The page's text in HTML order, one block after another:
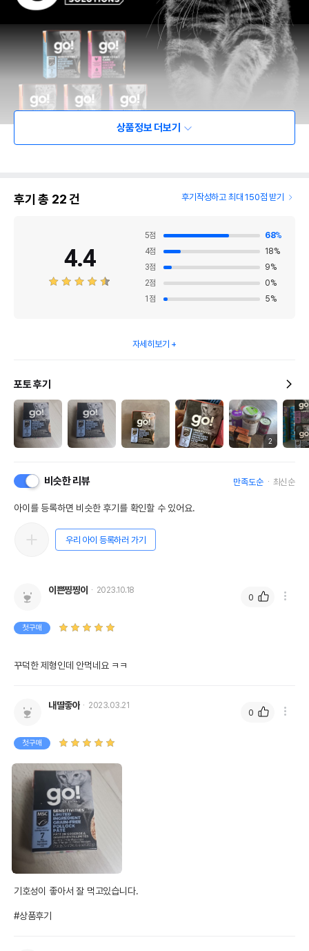
상품정보 더보기
후기 총 22건 후기작성하고 최대 150점 받기
4.4
5점 68%
4점 18%
3점 9%
2점 0%
1 점 5%
자세히보기
포토 후기
2
비슷한 리뷰 만족도순 최신순
아이를 등록하면 비슷한 후기를 확인할 수 있어요.
우리 아이 등록하러 가기
이쁜찡찡이 2023.10.18
첫구매
꾸덕한 제형인데 안먹네요 ㅋㅋ
0
내딸좋아 2023.03.21
첫구매
기호성이 좋아서 잘 먹고있습니다.
#상품후기
0